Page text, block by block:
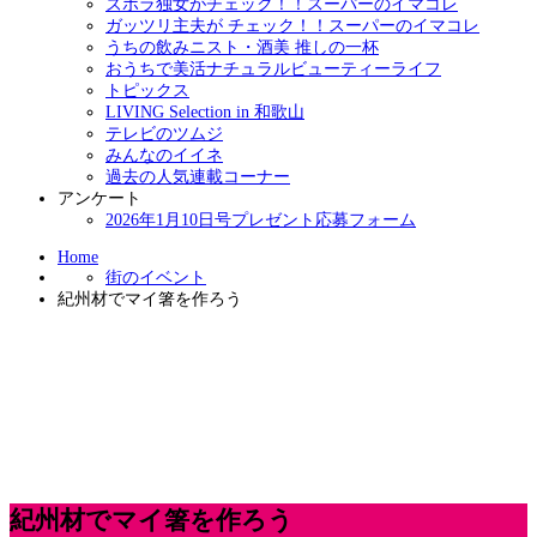
ズボラ独女がチェック！！スーパーのイマコレ
ガッツリ主夫が チェック！！スーパーのイマコレ
うちの飲みニスト・酒美 推しの一杯
おうちで美活ナチュラルビューティーライフ
トピックス
LIVING Selection in 和歌山
テレビのツムジ
みんなのイイネ
過去の人気連載コーナー
アンケート
2026年1月10日号プレゼント応募フォーム
Home
街のイベント
紀州材でマイ箸を作ろう
紀州材でマイ箸を作ろう